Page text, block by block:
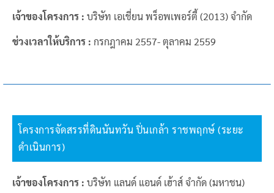
เจ้าของโครงการ : บริษัท เอเชี่ยน พร็อพเพอร์ตี้ (2013) จำกัด
ช่วงเวลาให้บริการ : กรกฎาคม 2557- ตุลาคม 2559
โครงการจัดสรรที่ดินนันทวัน ปิ่นเกล้า ราชพฤกษ์ (ระยะ
ดำเนินการ)
เจ้าของโครงการ : บริษัท แลนด์ แอนด์ เฮ้าส์ จำกัด (มหาชน)